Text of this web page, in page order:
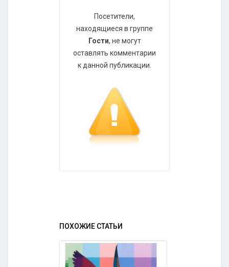
Посетители,
находящиеся в группе
Гости, не могут
оставлять комментарии
к данной публикации.
ПОХОЖИЕ СТАТЬИ